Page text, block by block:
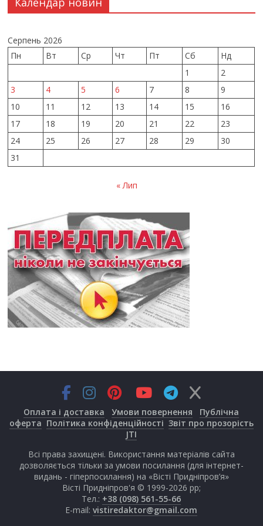
Серпень 2026
Пн
Вт Ср Чт Пт Сб
Нд
1
2
3
4 5 6 7 8
9
10
11 12 13 14 15
16
17
18 19 20 21 22
23
24
25 26 27 28 29
30
31
« Лип
Оплата і доставка Умови повернення
Публічна
оферта Політика конфіденційності Звіт про прозорість
JTI
Всі права захищені. Використання матеріалів сайта
дозволяється тільки за умови посилання (для інтернет-
видань - гіперпосилання) на «Вісті Придніпров’я»
Вісті Придніпров'я © 1999-2026 рр;
Тел.: +38 (098) 561-55-66
E-mail: vistiredaktor@gmail.com